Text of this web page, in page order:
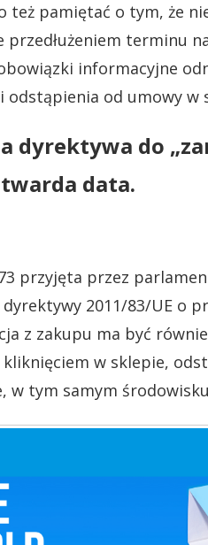
też pamiętać o tym, że
terminu
informacyjne
odstąpienia od umowy w
dyrektywa do
data.
przyjęta przez
2011/83/UE o
z zakupu ma być
w sklepie,
w tym samym